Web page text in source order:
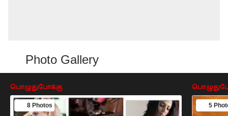
Photo Gallery
பொழுதுபோக்கு
8 Photos 5